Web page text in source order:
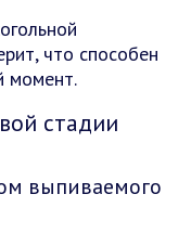
что способен
момент.
стадии
выпиваемого